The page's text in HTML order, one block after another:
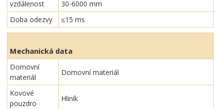
vzdálenost
30-6000 mm
Doba odezvy
≤15 ms
Mechanická data
Domovní
materiál
Domovní materiál
Kovové
pouzdro
Hliník